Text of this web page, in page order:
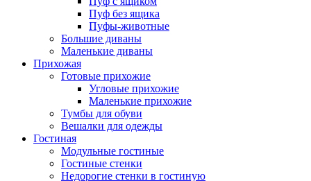
Пуф без ящика
Пуфы-животные
Большие диваны
Маленькие диваны
Прихожая
Готовые прихожие
Угловые прихожие
Маленькие прихожие
Тумбы для обуви
Вешалки для одежды
Гостиная
Модульные гостиные
Гостиные стенки
Недорогие стенки в гостиную